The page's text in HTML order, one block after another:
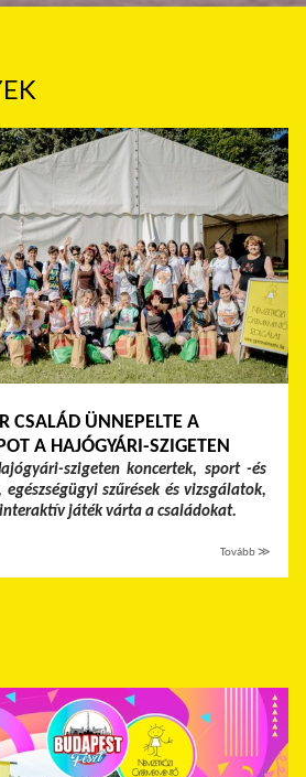
CSALÁD ÜNNEPELTE A
A HAJÓGYÁRI-SZIGETEN
szigeten koncertek, sport -és
szűrések és vizsgálatok,
játék várta a családokat.
Tovább ≫